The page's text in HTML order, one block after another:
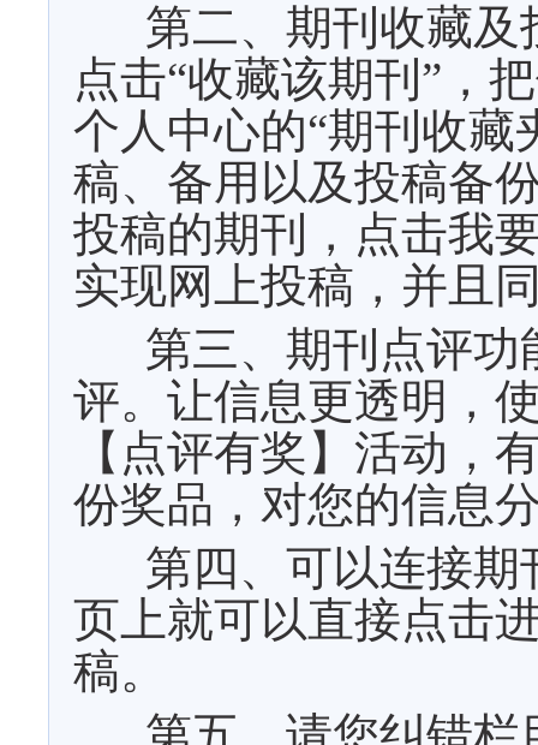
第二、期刊收藏
点击“收藏该期刊”，
个人中心的“期刊收藏
稿、备用以及投稿备
投稿的期刊，点击我
实现网上投稿，并且
第三、期刊点评
评。让信息更透明，
【点评有奖】活动，
份奖品，对您的信息
第四、可以连接
页上就可以直接点击
稿。